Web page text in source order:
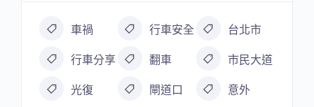
車禍 行車安全 台北市
行車分享 翻車 市民大道
光復 閘道口 意外